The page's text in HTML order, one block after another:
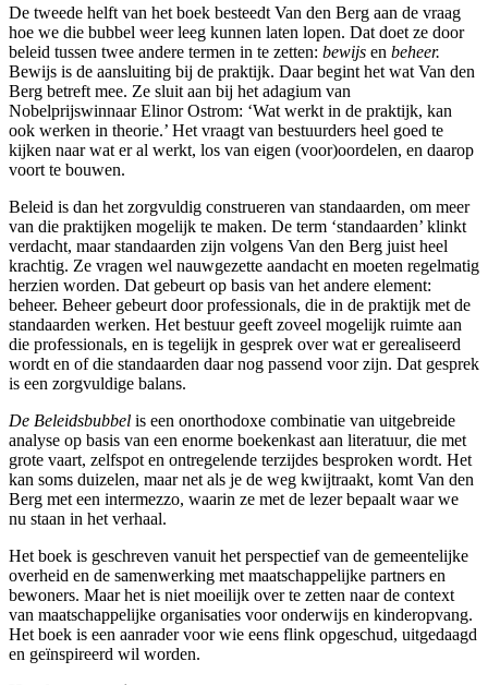
De tweede helft van het boek besteedt Van den Berg aan de vraag
hoe we die bubbel weer leeg kunnen laten lopen. Dat doet ze door
beleid tussen twee andere termen in te zetten: bewijs en beheer.
Bewijs is de aansluiting bij de praktijk. Daar begint het wat Van den
Berg betreft mee. Ze sluit aan bij het adagium van
Nobelprijswinnaar Elinor Ostrom: ‘Wat werkt in de praktijk, kan
ook werken in theorie.’ Het vraagt van bestuurders heel goed te
kijken naar wat er al werkt, los van eigen (voor)oordelen, en daarop
voort te bouwen.
Beleid is dan het zorgvuldig construeren van standaarden, om meer
van die praktijken mogelijk te maken. De term ‘standaarden’ klinkt
verdacht, maar standaarden zijn volgens Van den Berg juist heel
krachtig. Ze vragen wel nauwgezette aandacht en moeten regelmatig
herzien worden. Dat gebeurt op basis van het andere element:
beheer. Beheer gebeurt door professionals, die in de praktijk met de
standaarden werken. Het bestuur geeft zoveel mogelijk ruimte aan
die professionals, en is tegelijk in gesprek over wat er gerealiseerd
wordt en of die standaarden daar nog passend voor zijn. Dat gesprek
is een zorgvuldige balans.
De Beleidsbubbel is een onorthodoxe combinatie van uitgebreide
analyse op basis van een enorme boekenkast aan literatuur, die met
grote vaart, zelfspot en ontregelende terzijdes besproken wordt. Het
kan soms duizelen, maar net als je de weg kwijtraakt, komt Van den
Berg met een intermezzo, waarin ze met de lezer bepaalt waar we
nu staan in het verhaal.
Het boek is geschreven vanuit het perspectief van de gemeentelijke
overheid en de samenwerking met maatschappelijke partners en
bewoners. Maar het is niet moeilijk over te zetten naar de context
van maatschappelijke organisaties voor onderwijs en kinderopvang.
Het boek is een aanrader voor wie eens flink opgeschud, uitgedaagd
en geïnspireerd wil worden.